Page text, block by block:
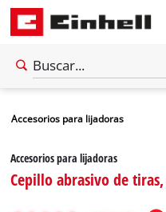
Accesorios para lijadoras
Accesorios para lijadoras
Cepillo abrasivo de